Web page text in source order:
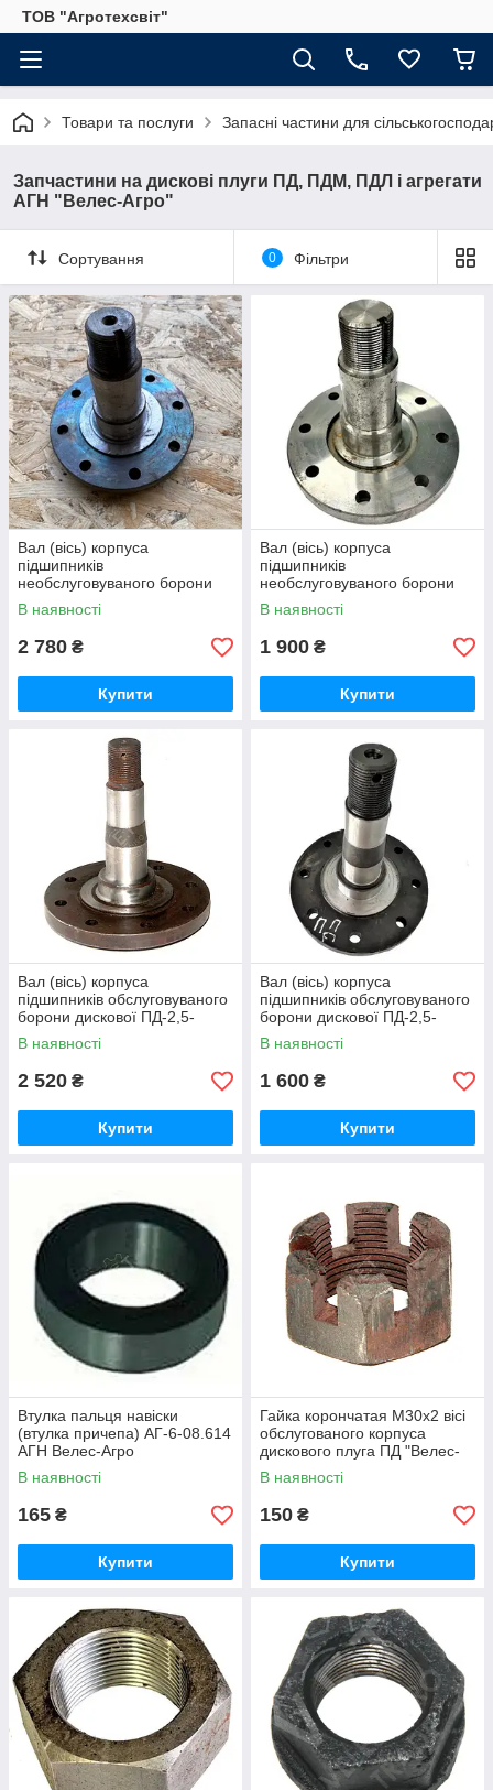
ТОВ "Агротехсвіт"
Товари та послуги Запасні частини для
Запчастини на дискові плуги ПД, ПДМ, ПДЛ і агрегати
АГН "Велес-Агро"
Сортування 0 Фільтри
Вал (вісь) корпуса
підшипників
необслуговуваного борони
дискової ПД-2,5-71.652 плуга
дискового Велес-Агро
В наявності
2 780 ₴
Купити
Вал (вісь) корпуса
підшипників
необслуговуваного борони
дискової ПД-2,5-71.652 плуга
дискового Велес-Агро
В наявності
1 900 ₴
Купити
Вал (вісь) корпуса
підшипників обслуговуваного
борони дискової ПД-2,5-
51.646 плуга дискового
Велес-Агро
В наявності
2 520 ₴
Купити
Вал (вісь) корпуса
підшипників обслуговуваного
борони дискової ПД-2,5-
51.646 плуга дискового
Велес-Агро
В наявності
1 600 ₴
Купити
Втулка пальця навіски
(втулка причепа) АГ-6-08.614
АГН Велес-Агро
В наявності
165 ₴
Купити
Гайка корончатая М30х2 вісі
обслугованого корпуса
дискового плуга ПД "Велес-
Агро"
В наявності
150 ₴
Купити